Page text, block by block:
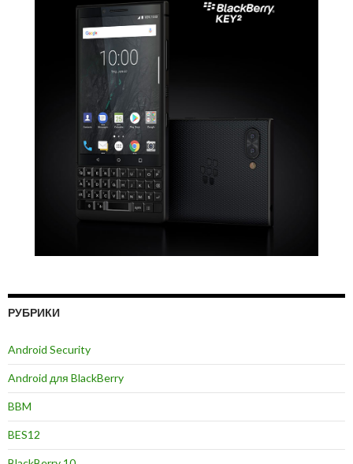
РУБРИКИ
Android Security
Android для BlackBerry
BBM
BES12